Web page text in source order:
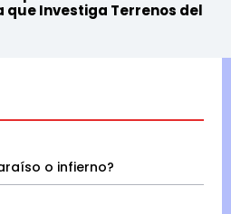
que Investiga Terrenos del
o infierno?